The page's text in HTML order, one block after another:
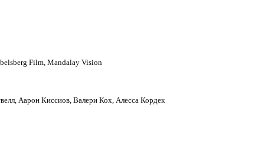
Film, Mandalay Vision
Аарон Киссиов, Валери Кох, Алесса Кордек